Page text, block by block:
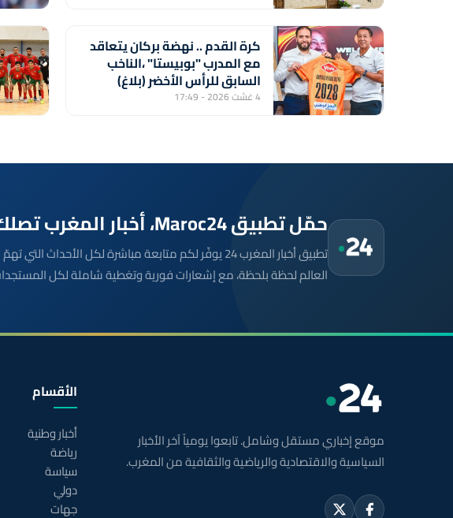
كرة القدم .. نهضة بركان يتعاقد
مع المدرب "بوبيستا" ،الناخب
السابق للرأس الأخضر (بلاغ)
4 غشت 2026 - 17:49
حمّل تطبيق Maroc24، أخبار المغرب تصلك أولاً
تطبيق أخبار المغرب 24 يوفّر لكم متابعة مباشرة لكل الأحداث
العالم لحظة بلحظة، مع إشعارات فورية وتغطية شاملة لكل
موقع إخباري مستقل وشامل. تابعوا يومياً آخر الأخبار
السياسية والاقتصادية والرياضية والثقافية من المغرب.
الأقسام
أخبار وطنية
رياضة
سياسة
دولي
جهات